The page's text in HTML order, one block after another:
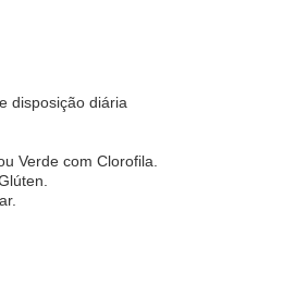
disposição diária
Verde com Clorofila.